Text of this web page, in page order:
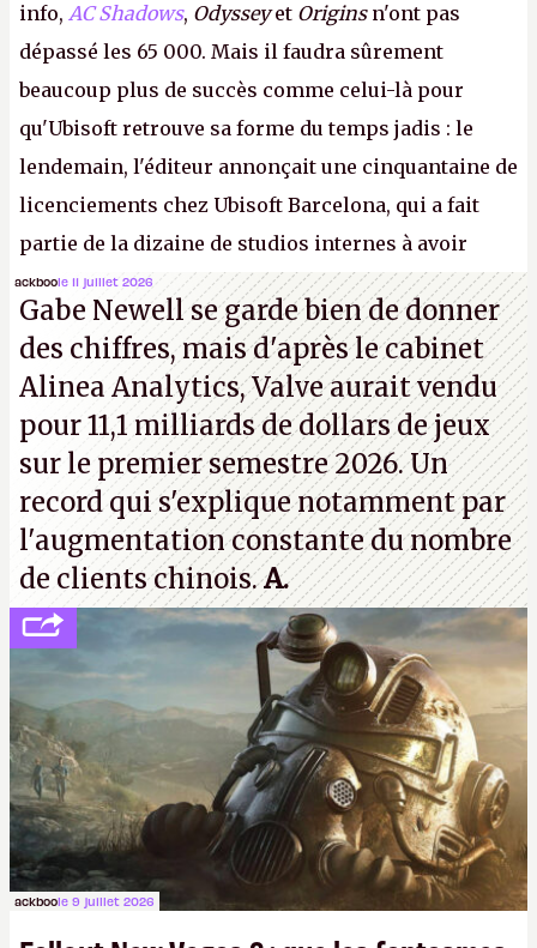
info, AC Shadows, Odysseyet Originsn'ont pas
dépassé les 65 000. Mais il faudra sûrement
beaucoup plus de succès comme celui-là pour
qu'Ubisoft retrouve sa forme du temps jadis : le
lendemain, l'éditeur annonçait une cinquantaine de
licenciements chez Ubisoft Barcelona, qui a fait
partie de la dizaine de studios internes à avoir
travaillé sur cetAssassin's Creedsous la direction
d'Ubisoft Singapour.A.
ackboole 11 juillet 2026
Gabe Newell se garde bien de donner
des chiffres, mais d'après le cabinet
Alinea Analytics, Valve aurait vendu
pour 11,1 milliards de dollars de jeux
sur le premier semestre 2026. Un
record qui s'explique notamment par
l'augmentation constante du nombre
de clients chinois.A.
ackboole 9 juillet 2026